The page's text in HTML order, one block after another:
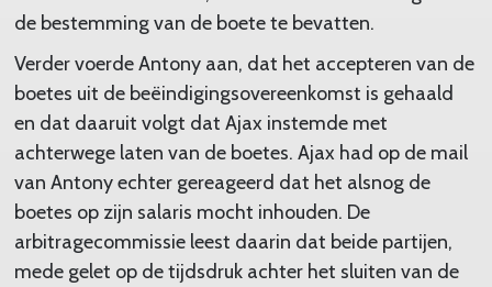
de bestemming van de boete te bevatten.
Verder voerde Antony aan, dat het accepteren van de
boetes uit de beëindigingsovereenkomst is gehaald
en dat daaruit volgt dat Ajax instemde met
achterwege laten van de boetes. Ajax had op de mail
van Antony echter gereageerd dat het alsnog de
boetes op zijn salaris mocht inhouden. De
arbitragecommissie leest daarin dat beide partijen,
mede gelet op de tijdsdruk achter het sluiten van de